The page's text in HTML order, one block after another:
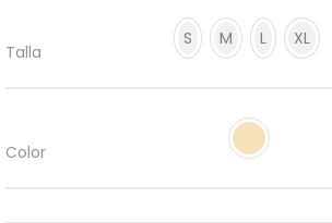
Talla
S M L XL
Color